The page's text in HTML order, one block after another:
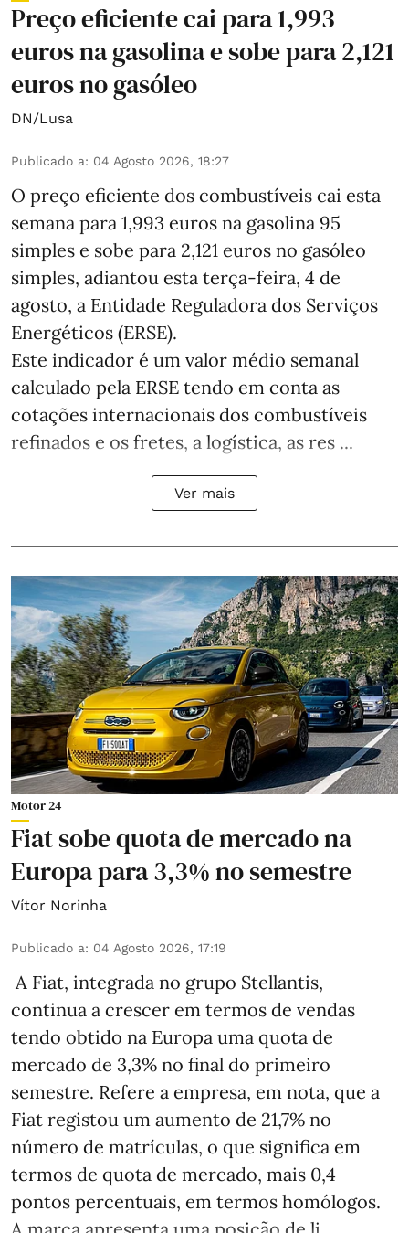
Preço eficiente cai para 1,993
euros na gasolina e sobe para 2,121
euros no gasóleo
DN/Lusa
Publicado a: 04 Agosto 2026, 18:27
O preço eficiente dos combustíveis cai esta
semana para 1,993 euros na gasolina 95
simples e sobe para 2,121 euros no gasóleo
simples, adiantou esta terça-feira, 4 de
agosto, a Entidade Reguladora dos Serviços
Energéticos (ERSE).
Este indicador é um valor médio semanal
calculado pela ERSE tendo em conta as
cotações internacionais dos combustíveis
refinados e os fretes, a logística, as res ...
Ver mais
Motor 24
Fiat sobe quota de mercado na
Europa para 3,3% no semestre
Vítor Norinha
Publicado a: 04 Agosto 2026, 17:19
A Fiat, integrada no grupo Stellantis,
continua a crescer em termos de vendas
tendo obtido na Europa uma quota de
mercado de 3,3% no final do primeiro
semestre. Refere a empresa, em nota, que a
Fiat registou um aumento de 21,7% no
número de matrículas, o que significa em
termos de quota de mercado, mais 0,4
pontos percentuais, em termos homólogos.
A marca apresenta uma posição de li ...